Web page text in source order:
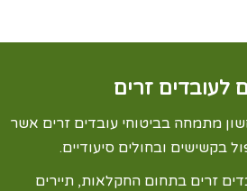
לעובדים זרים
מתמחה בביטוחי עובדים זרים אשר
בקשישים ובחולים סיעודיים.
זרים בתחום החקלאות, תיירים